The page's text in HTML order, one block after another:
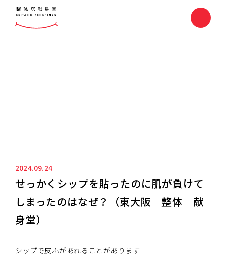
2024.09.24
せっかくシップを貼ったのに肌が負けて
しまったのはなぜ？（東大阪 整体 献
身堂）
シップで皮ふがあれることがあります